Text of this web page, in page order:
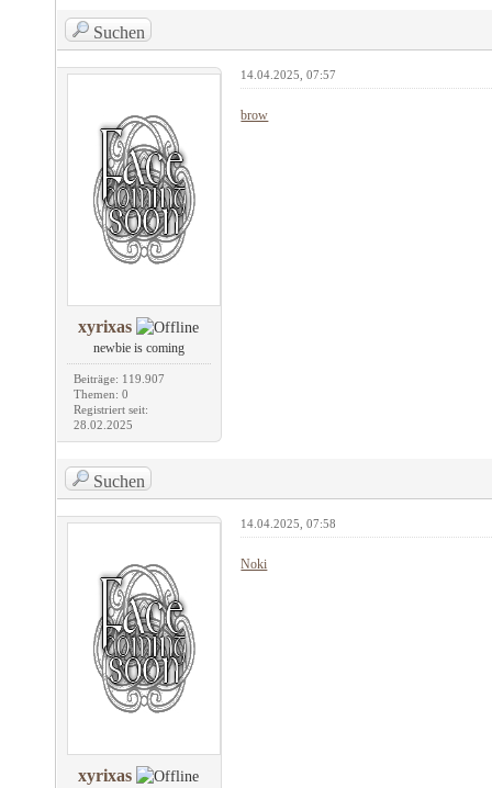
Suchen
xyrixas
newbie is coming
Beiträge: 119.907
Themen: 0
Registriert seit:
28.02.2025
14.04.2025, 07:57
brow
Suchen
xyrixas
14.04.2025, 07:58
Noki